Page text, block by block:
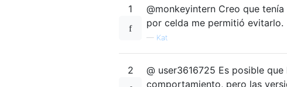
1
@monkeyintern Creo que
por celda me permitió evitarlo.
— Kat
2
@ user3616725 Es posible
comportamiento, pero las